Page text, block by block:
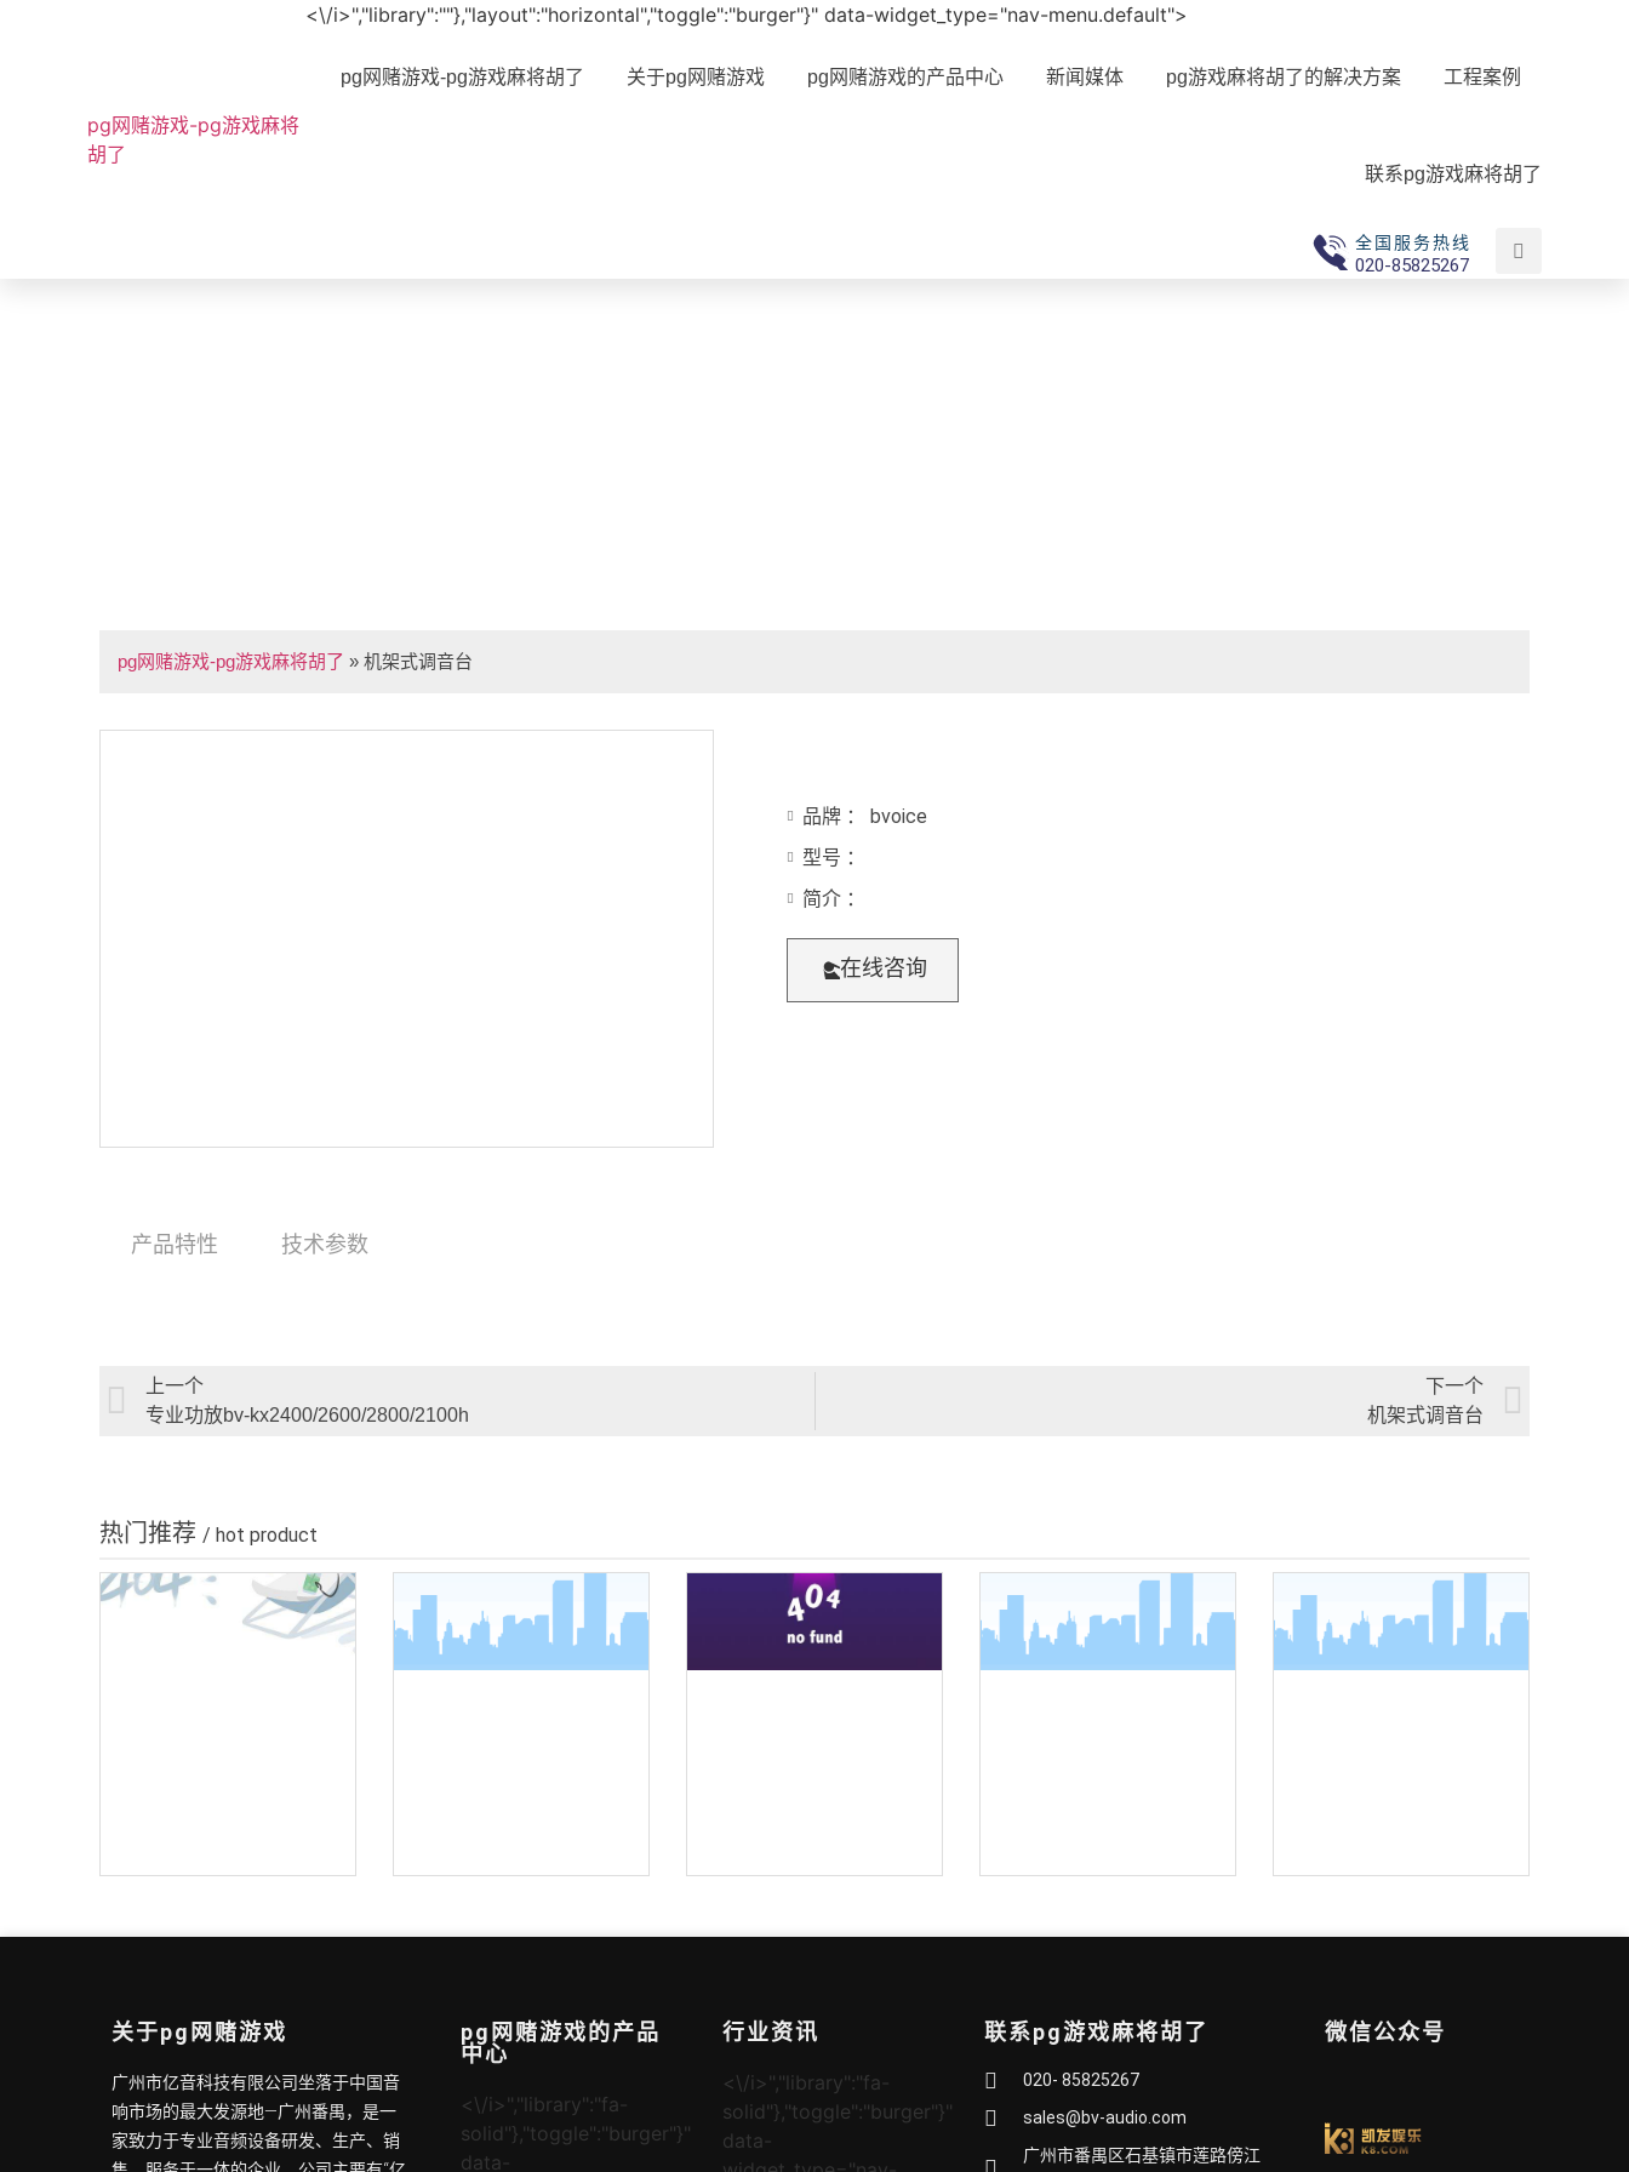
pg网赌游戏-pg游戏麻将
胡了
<\/i>","library":""},"layout":"horizontal","toggle":"burger"}" data-widget_type="nav-menu.default">
pg网赌游戏-pg游戏麻将胡了 关于pg网赌游戏 pg网赌游戏的产品中心 新闻媒体 pg游戏麻将胡了的解决方案 工程案例
联系pg游戏麻将胡了
全国服务热线
020-85825267
pg网赌游戏-pg游戏麻将胡了 » 机架式调音台
品牌 ： bvoice
型号 ：
简介 ：
在线咨询
产品特性 技术参数
上一个
专业功放bv-kx2400/2600/2800/2100h
下一个
机架式调音台
热门推荐 / hot product
关于pg网赌游戏
广州市亿音科技有限公司坐落于中国音
响市场的最大发源地—广州番禺，是一
家致力于专业音频设备研发、生产、销
pg网赌游戏的产品
中心
<\/i>","library":"fa-
solid"},"toggle":"burger"}"
data-
行业资讯
<\/i>","library":"fa-
solid"},"toggle":"burger"}"
data-
联系pg游戏麻将胡了
020- 85825267
sales@bv-audio.com
广州市番禺区石基镇市莲路傍江
微信公众号